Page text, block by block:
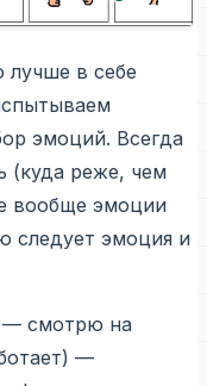
лучше в себе
эмоций. Всегда
(куда реже, чем
вообще эмоции
следует эмоция и
— смотрю на
—